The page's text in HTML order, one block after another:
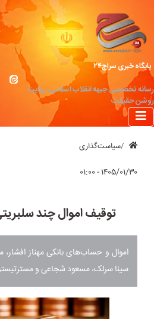
پایگاه خبری سراج۲۴
رسانه تخصصی جبهه انقلاب اسلامی؛ روایت
روشن حقیقت
سیاست‌گذاری
۱۴۰۵/۰۱/۳۰ - ۰۱:۰۰
توقیف اموال چند
اموال و حساب‌های بانکی مهناز افشار،
سینا سرلک، مسعود شجاعی و